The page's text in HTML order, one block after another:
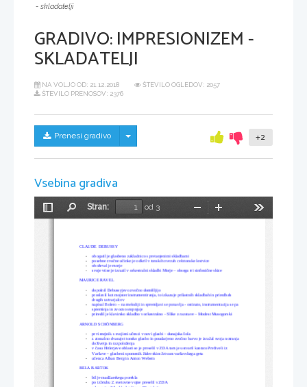
- skladatelji
GRADIVO:IMPRESIONIZEM -
SKLADATELJI
NA VOLJO OD: 21.12.2018
ŠTEVILO OGLEDOV: 2057
ŠTEVILO PRENOSOV: 2376
Prenesi gradivo Skrij/prikaži meni +2
Vsebina gradiva
Preklopi
Stran:
od 3
Pomanjšaj
CLAUDE  DEBUSSY
obogatil je glasbeno zakladnico s pretanjenimi skladbami
posebne zvočne učinke je odkril v tonskih zvezah celotonske lestvice
-
oboževal je morje
-
svoje vtise je izrazil v orkestralni skladbi Morje – obsega tri sinfonične skice
MAURICE RAVEL
-
dopolnil Debussyjevo zvočno domišljijo
-
proslavil kot mojster instrumentiranja, to izkazuje prilastnih skladbah in priredbah
drugih ustvarjalcev
-
napisal Bolero – na melodiji in spremljavi se ponavlja - ostinato, instrumentacija se pa
spreminja in zvocno stopnjuje
-
priredil je klavirsko skladbo v orkestralno – Slike z razstave – Modest Musogorski
ARNOLD SCHÖNBERG
-
prvi mejnik s svojimi učenci v novi glasbi – dunajska šola
-
z atonalno dvanajst tonsko glasbo in poudarjeno zvočno barvo je izražal svoja notranja
doživetja in razpoloženja
-
v času Hitlerjeve oblasti se je preselil v ZDA tam je ustvaril kantato Preživeli iz
Varšave – glasbeni spomenik židovskim žrtvam varšavskega geta
-
učenca Alban Berg in Anton Webern
BELA BARTOK
-
bil je madžarskega porekla
-
po izbruhu 2. svetovne vojne preselil v ZDA